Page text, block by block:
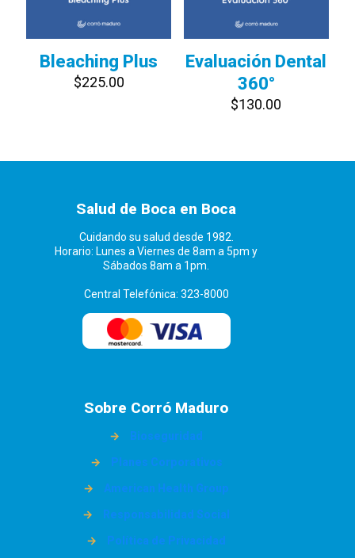
Bleaching Plus
$225.00
Evaluación Dental
360°
$130.00
Salud de Boca en Boca
Cuidando su salud desde 1982.
Horario: Lunes a Viernes de 8am a 5pm y
Sábados 8am a 1pm.
Central Telefónica: 323-8000
Sobre Corró Maduro
→ Bioseguridad
→ Planes Corporativos
→ American Health Group
→ Responsabilidad Social
→ Política de Privacidad